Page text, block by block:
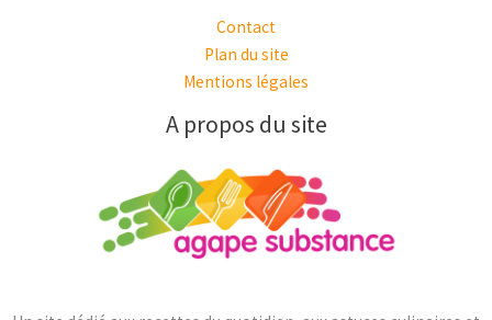
Contact
Plan du site
Mentions légales
A propos du site